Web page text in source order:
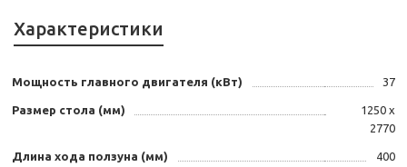
Характеристики
Мощность главного двигателя (кВт) 37
Размер стола (мм)
1250 х
2770
Длина хода ползуна (мм) 400